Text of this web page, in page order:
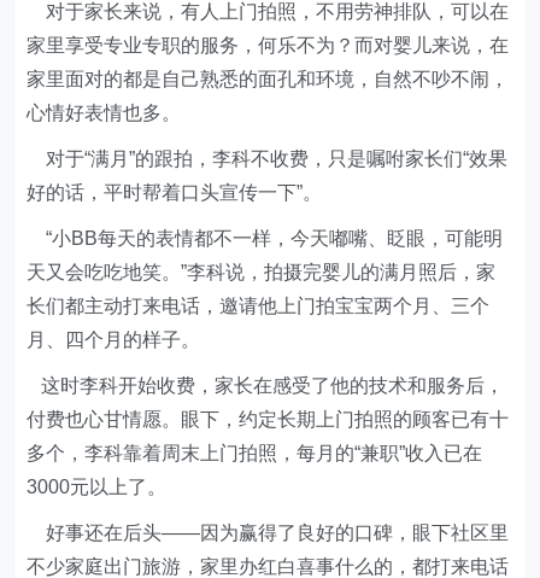
对于家长来说，有人上门拍照，不用劳神排队，可以在
家里享受专业专职的服务，何乐不为？而对婴儿来说，在
家里面对的都是自己熟悉的面孔和环境，自然不吵不闹，
心情好表情也多。
对于“满月”的跟拍，李科不收费，只是嘱咐家长们“效果
好的话，平时帮着口头宣传一下”。
“小BB每天的表情都不一样，今天嘟嘴、眨眼，可能明
天又会吃吃地笑。”李科说，拍摄完婴儿的满月照后，家
长们都主动打来电话，邀请他上门拍宝宝两个月、三个
月、四个月的样子。
这时李科开始收费，家长在感受了他的技术和服务后，
付费也心甘情愿。眼下，约定长期上门拍照的顾客已有十
多个，李科靠着周末上门拍照，每月的“兼职”收入已在
3000元以上了。
好事还在后头——因为赢得了良好的口碑，眼下社区里
不少家庭出门旅游，家里办红白喜事什么的，都打来电话